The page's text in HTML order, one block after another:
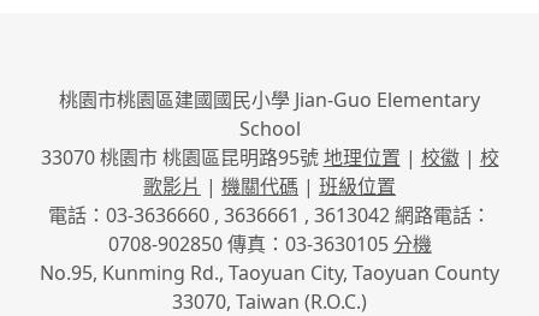
桃園市桃園區建國國民小學 Jian-Guo Elementary
School
33070 桃園市 桃園區昆明路95號地理位置 | 校徽| 校
歌影片 | 機關代碼 | 班級位置
電話：03-3636660 , 3636661 , 3613042 網路電話：
0708-902850 傳真：03-3630105分機
No.95, Kunming Rd., Taoyuan City, Taoyuan County
33070, Taiwan (R.O.C.)